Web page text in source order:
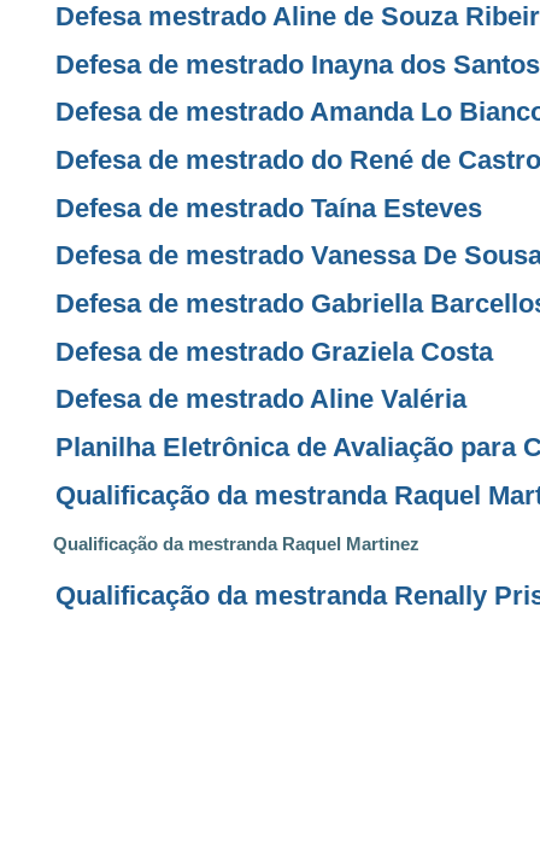
Defesa mestrado Aline de Souza
Defesa de mestrado Inayna dos Santos
Defesa de mestrado Amanda Lo
Defesa de mestrado do René de
Defesa de mestrado Taína Esteves
Defesa de mestrado Vanessa De
Defesa de mestrado Gabriella
Defesa de mestrado Graziela Costa
Defesa de mestrado Aline Valéria
Planilha Eletrônica de Avaliação para
Qualificação da mestranda Raquel
Qualificação da mestranda Raquel Martinez
Qualificação da mestranda Renally